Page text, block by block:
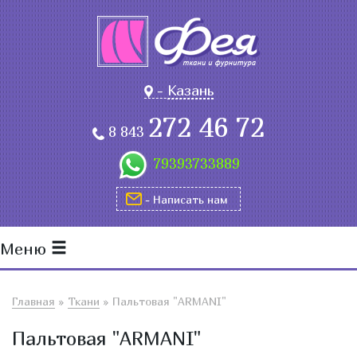
-Казань
8 843272 46 72
79393733889
- Написать нам
Меню
Главная » Ткани » Пальтовая "ARMANI"
Пальтовая "ARMANI"